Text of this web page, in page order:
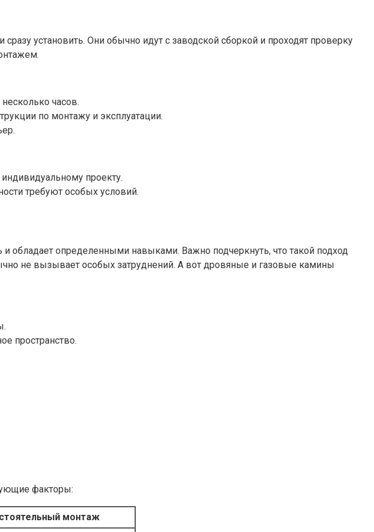
установить. Они обычно идут с заводской сборкой и проходят проверку
часов.
по монтажу и эксплуатации.
проекту.
требуют особых условий.
обладает определенными навыками. Важно подчеркнуть, что такой подход
не вызывает особых затруднений. А вот дровяные и газовые камины
пространство.
факторы:
монтаж